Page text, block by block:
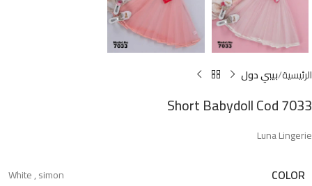
الرئيسية بيبي دول
Short Babydoll Cod 7033
Luna Lingerie
COLOR
White,simon